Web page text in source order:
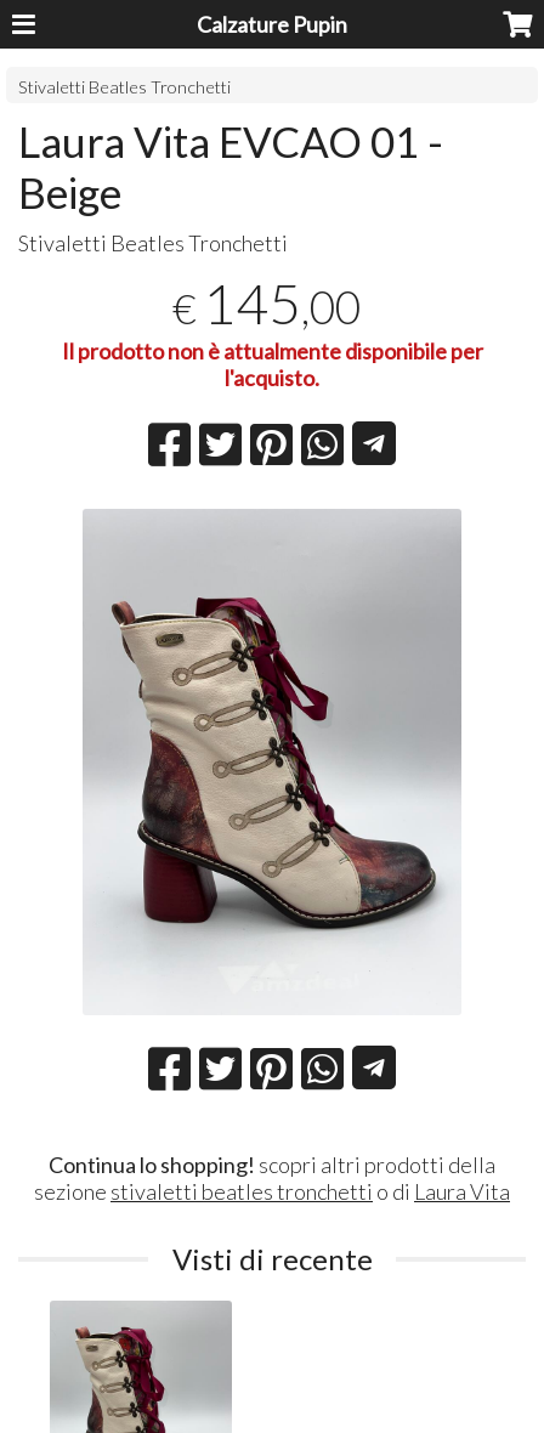
Calzature Pupin
Stivaletti Beatles Tronchetti
Laura Vita EVCAO 01 -
Beige
Stivaletti Beatles Tronchetti
€ 145,00
Il prodotto non è attualmente disponibile per
l'acquisto.
Continua lo shopping! scopri altri prodotti della
sezione stivaletti beatles tronchetti o di Laura Vita
Visti di recente